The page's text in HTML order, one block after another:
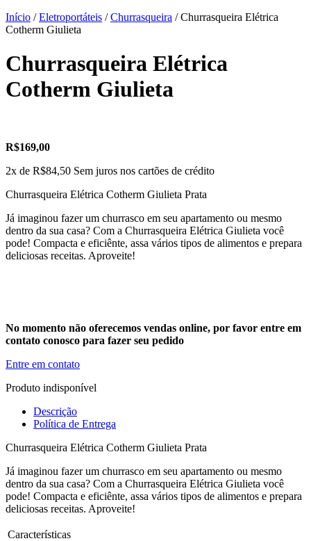
Início /Eletroportáteis /Churrasqueira / Churrasqueira Elétrica
Cotherm Giulieta
Churrasqueira Elétrica
Cotherm Giulieta
R$169,00
2x de R$84,50 Sem juros nos cartões de crédito
Churrasqueira Elétrica Cotherm Giulieta Prata
Já imaginou fazer um churrasco em seu apartamento ou mesmo
dentro da sua casa? Com a Churrasqueira Elétrica Giulieta você
pode! Compacta e eficiênte, assa vários tipos de alimentos e prepara
deliciosas receitas. Aproveite!
No momento não oferecemos vendas online, por favor entre em
contato conosco para fazer seu pedido
Entre em contato
Produto indisponível
Descrição
Política de Entrega
Churrasqueira Elétrica Cotherm Giulieta Prata
Já imaginou fazer um churrasco em seu apartamento ou mesmo
dentro da sua casa? Com a Churrasqueira Elétrica Giulieta você
pode! Compacta e eficiênte, assa vários tipos de alimentos e prepara
deliciosas receitas. Aproveite!
Características